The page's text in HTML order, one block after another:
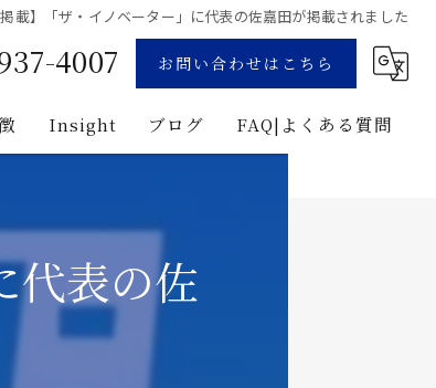
掲載】「ザ・イノベーター」に代表の佐嘉田が掲載されました
4007 お問い合わせはこちら
ト・マネジメント
Insight ブログ FAQ|よくある質問
代表の佐